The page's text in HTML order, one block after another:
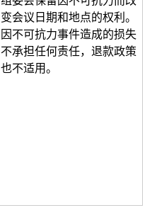
变会议日期和地点的权利。
因不可抗力事件造成的损失
不承担任何责任，退款政策
也不适用。